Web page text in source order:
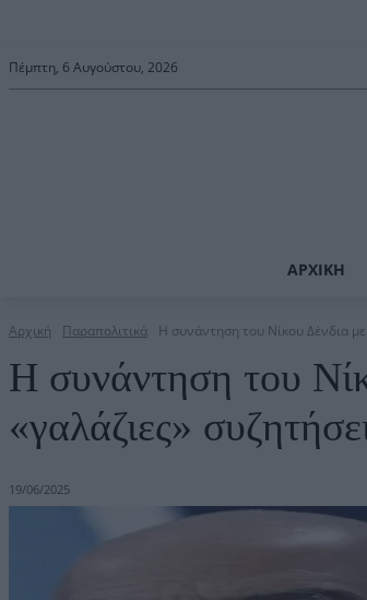
Πέμπτη, 6 Αυγούστου, 2026
ΑΡΧΙΚΉ
Αρχική Παραπολιτικά Η συνάντηση του Νίκου Δένδια με
Η συνάντηση του
«γαλάζιες»
19/06/2025